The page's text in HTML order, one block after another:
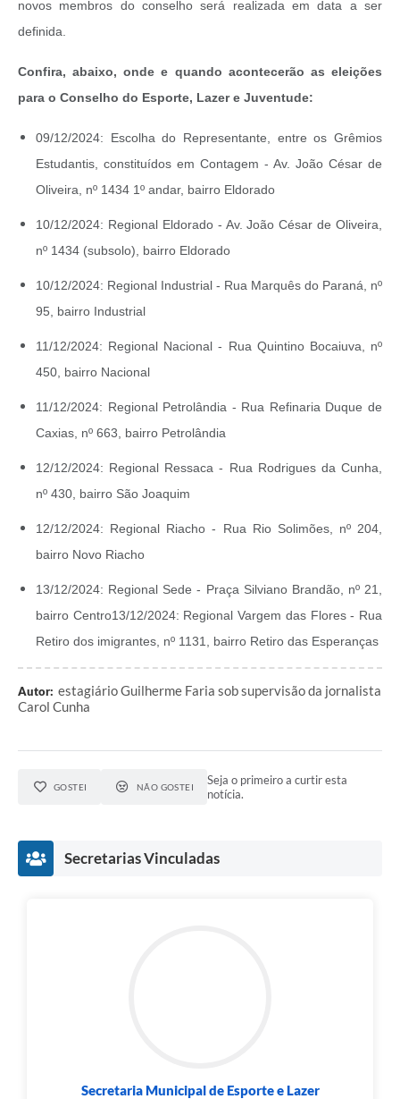
novos membros do conselho será realizada em data a ser
definida.
Confira, abaixo, onde e quando acontecerão as eleições
para o Conselho do Esporte, Lazer e Juventude:
09/12/2024: Escolha do Representante, entre os Grêmios
Estudantis, constituídos em Contagem - Av. João César de
Oliveira, nº 1434 1º andar, bairro Eldorado
10/12/2024: Regional Eldorado - Av. João César de Oliveira,
nº 1434 (subsolo), bairro Eldorado
10/12/2024: Regional Industrial - Rua Marquês do Paraná, nº
95, bairro Industrial
11/12/2024: Regional Nacional - Rua Quintino Bocaiuva, nº
450, bairro Nacional
11/12/2024: Regional Petrolândia - Rua Refinaria Duque de
Caxias, nº 663, bairro Petrolândia
12/12/2024: Regional Ressaca - Rua Rodrigues da Cunha,
nº 430, bairro São Joaquim
12/12/2024: Regional Riacho - Rua Rio Solimões, nº 204,
bairro Novo Riacho
13/12/2024: Regional Sede - Praça Silviano Brandão, nº 21,
bairro Centro13/12/2024: Regional Vargem das Flores - Rua
Retiro dos imigrantes, nº 1131, bairro Retiro das Esperanças
Autor: estagiário Guilherme Faria sob supervisão da jornalista
Carol Cunha
GOSTEI NÃO GOSTEI
Seja o primeiro a curtir esta
notícia.
Secretarias Vinculadas
Secretaria Municipal de Esporte e Lazer